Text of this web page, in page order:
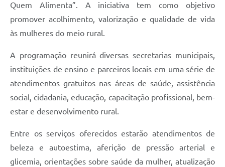
Quem Alimenta”. A iniciativa tem como objetivo
promover acolhimento, valorização e qualidade de vida
às mulheres do meio rural.
A programação reunirá diversas secretarias municipais,
instituições de ensino e parceiros locais em uma série de
atendimentos gratuitos nas áreas de saúde, assistência
social, cidadania, educação, capacitação profissional, bem-
estar e desenvolvimento rural.
Entre os serviços oferecidos estarão atendimentos de
beleza e autoestima, aferição de pressão arterial e
glicemia, orientações sobre saúde da mulher, atualização